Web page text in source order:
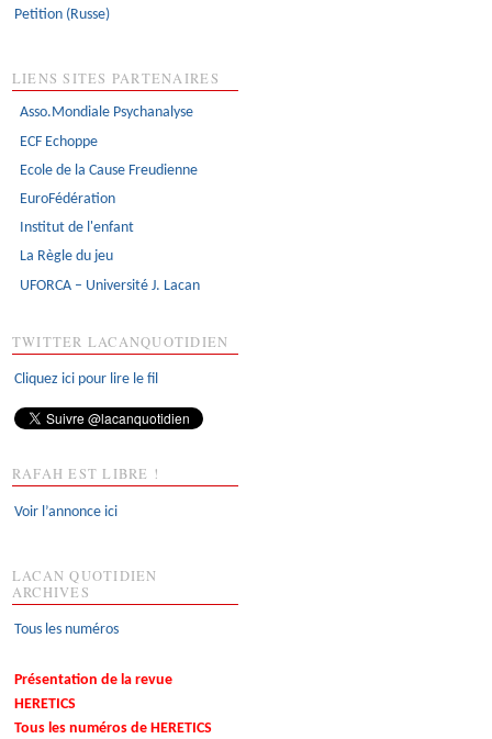
Petition (Russe)
LIENS SITES PARTENAIRES
Asso.Mondiale Psychanalyse
ECF Echoppe
Ecole de la Cause Freudienne
EuroFédération
Institut de l'enfant
La Règle du jeu
UFORCA – Université J. Lacan
TWITTER LACANQUOTIDIEN
Cliquez ici pour lire le fil
RAFAH EST LIBRE !
Voir l’annonce ici
LACAN QUOTIDIEN
ARCHIVES
Tous les numéros
Présentation de la revue
HERETICS
Tous les numéros de HERETICS